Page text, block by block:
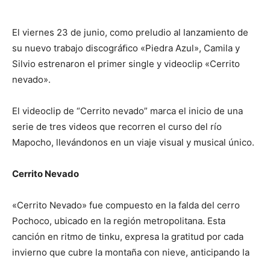
El viernes 23 de junio, como preludio al lanzamiento de
su nuevo trabajo discográﬁco «Piedra Azul», Camila y
Silvio estrenaron el primer single y videoclip «Cerrito
nevado».
El videoclip de “Cerrito nevado” marca el inicio de una
serie de tres videos que recorren el curso del río
Mapocho, llevándonos en un viaje visual y musical único.
Cerrito Nevado
«Cerrito Nevado» fue compuesto en la falda del cerro
Pochoco, ubicado en la región metropolitana. Esta
canción en ritmo de tinku, expresa la gratitud por cada
invierno que cubre la montaña con nieve, anticipando la